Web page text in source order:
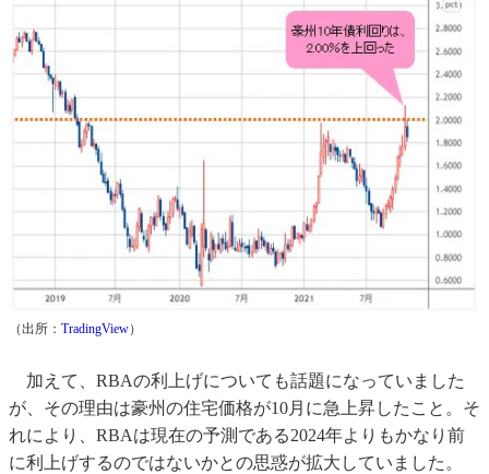
（出所： TradingView）
加えて、RBAの利上げについても話題になっていました
が、その理由は豪州の住宅価格が10月に急上昇したこと。そ
れにより、RBAは現在の予測である2024年よりもかなり前
に利上げするのではないかとの思惑が拡大していました。